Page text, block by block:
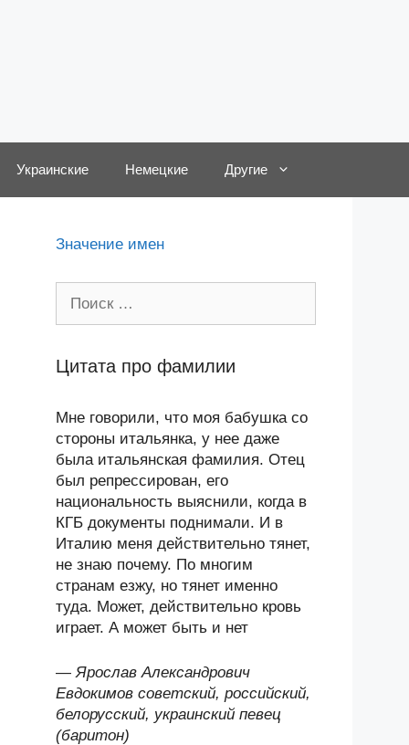
Украинские Немецкие Другие
Значение имен
Цитата про фамилии
Мне говорили, что моя бабушка со
стороны итальянка, у нее даже
была итальянская фамилия. Отец
был репрессирован, его
национальность выяснили, когда в
КГБ документы поднимали. И в
Италию меня действительно тянет,
не знаю почему. По многим
странам езжу, но тянет именно
туда. Может, действительно кровь
играет. А может быть и нет
— Ярослав Александрович
Евдокимов советский, российский,
белорусский, украинский певец
(баритон)